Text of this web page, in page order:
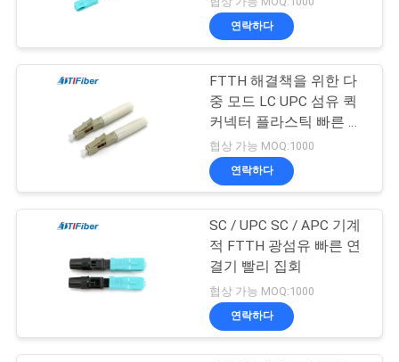
연락하다
FTTH 해결책을 위한 다
중 모드 LC UPC 섬유 퀵
커넥터 플라스틱 빠른 연
결기
협상 가능 MOQ:1000
연락하다
SC / UPC SC / APC 기계
적 FTTH 광섬유 빠른 연
결기 빨리 집회
협상 가능 MOQ:1000
연락하다